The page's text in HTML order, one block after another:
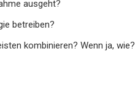
ausgeht?
betreiben?
kombinieren? Wenn ja, wie?